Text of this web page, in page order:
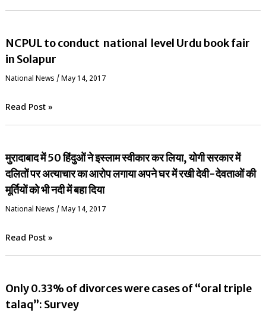
NCPUL to conduct national level Urdu book fair
in Solapur
National News / May 14, 2017
Read Post »
मुरादाबाद में 50 हिंदुओं ने इस्लाम स्वीकार कर लिया, योगी सरकार में
दलितों पर अत्याचार का आरोप लगाया अपने घर में रखी देवी-देवताओं की
मूर्तियों को भी नदी में बहा दिया
National News / May 14, 2017
Read Post »
Only 0.33% of divorces were cases of “oral triple
talaq”: Survey